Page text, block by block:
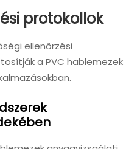
protokollok
ellenőrzési
a PVC hablemezek